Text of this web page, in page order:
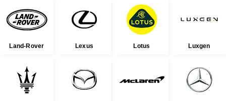
Land-Rover Lexus Lotus Luxgen